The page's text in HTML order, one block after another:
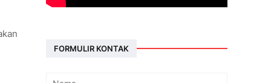
FORMULIR KONTAK